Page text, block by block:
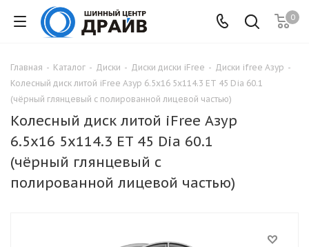
0
Главная - Каталог - Диски - Диски диски iFree - Диски ifree Азур -
Колесный диск литой iFree Азур 6.5x16 5x114.3 ET 45 Dia 60.1
(чёрный глянцевый с полированной лицевой частью)
Колесный диск литой iFree Азур
6.5x16 5x114.3 ET 45 Dia 60.1
(чёрный глянцевый с
полированной лицевой частью)